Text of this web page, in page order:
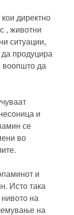
директно
, животни
ситуации,
продуцира
воопшто да
и
се
во
и
Исто така
нивото на
на